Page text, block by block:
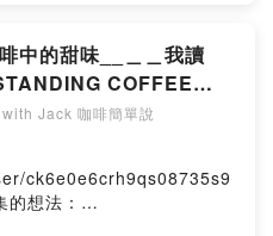
中的甜味__＿＿我讀
COFFEE
Jack 咖啡簡單說
ck6e0e6crh9qs08735s9
想法：